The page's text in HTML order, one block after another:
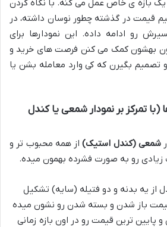
بازه ی خاص عمل می کنه. با نگاه کردن
قیمت در گذشته چطور نوسان داشته، در
رو ادامه داده. این نمودارها برای
بهشون کمک می کنن فرصت های خرید و
بگیرن که کی وارد معامله بشن یا
(با تمرکز بر نمودار شمعی یا کندل
شمعی (کندل استیک)از همه محبوب تر و
زیادی رو به صورت فشرده بهمون میده.
از یه بدنه و دو فتیله (سایه) تشکیل
باز شدن و بسته شدن رو نشون میده
و پایین ترین قیمت رو در اون بازه زمانی